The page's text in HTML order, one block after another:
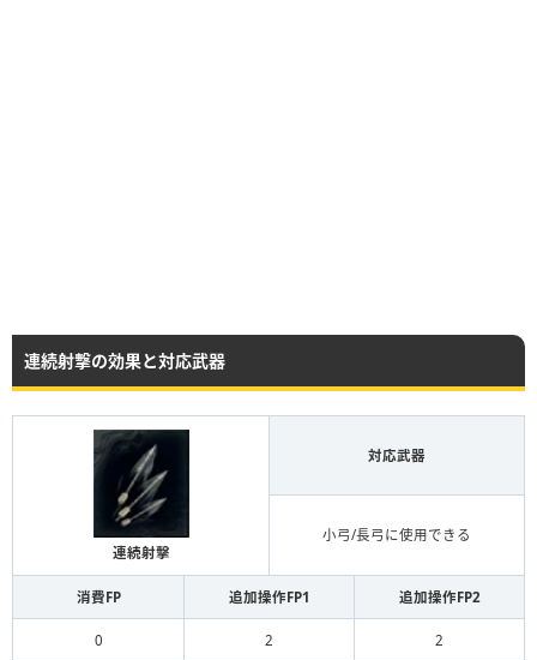
連続射擊の効果と対応武器
連続射擊
対応武器
小弓/長弓に使用できる
消費FP 追加操作FP1 追加操作FP2
0 2 2